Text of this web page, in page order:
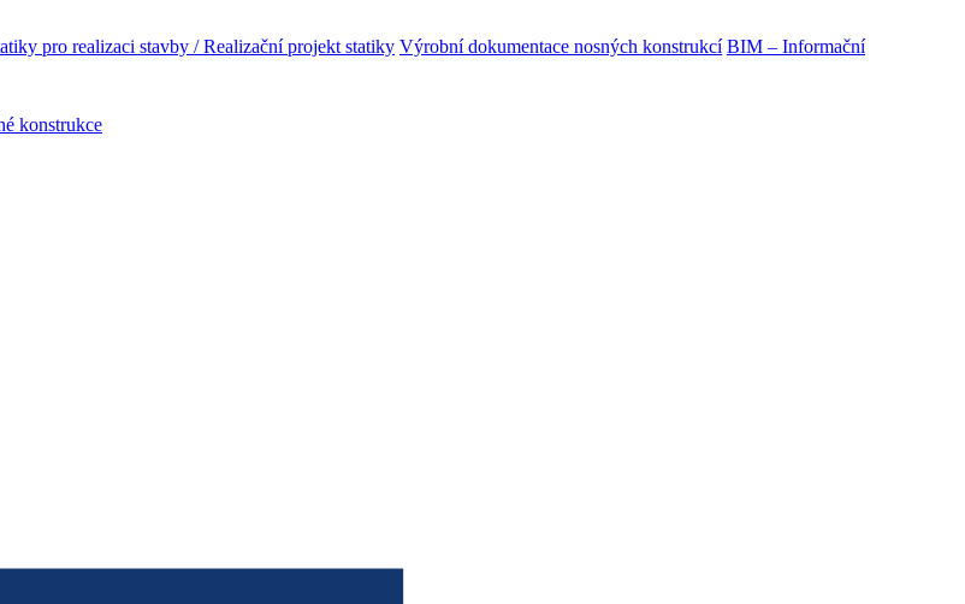
pro realizaci stavby / Realizační projekt statiky Výrobní dokumentace nosných konstrukcí BIM – Informační
konstrukce